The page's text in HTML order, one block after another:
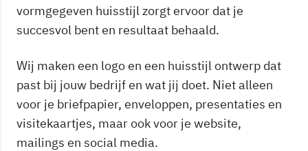
vormgegeven huisstijl zorgt ervoor dat je
succesvol bent en resultaat behaald.
Wij maken een logo en een huisstijl ontwerp dat
past bij jouw bedrijf en wat jij doet. Niet alleen
voor je briefpapier, enveloppen, presentaties en
visitekaartjes, maar ook voor je website,
mailings en social media.